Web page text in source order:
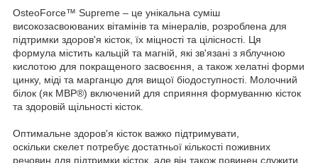
OsteoForce™ Supreme – це унікальна суміш
високозасвоюваних вітамінів та мінералів, розроблена для
підтримки здоров'я кісток, їх міцності та цілісності. Ця
формула містить кальцій та магній, які зв'язані з яблучною
кислотою для покращеного засвоєння, а також хелатні форми
цинку, міді та марганцю для вищої біодоступності. Молочний
білок (як MBP®) включений для сприяння формуванню кісток
та здоровій щільності кісток.
Оптимальне здоров'я кісток важко підтримувати,
оскільки скелет потребує достатньої кількості поживних
речовин для підтримки кісток, але він також повинен служити